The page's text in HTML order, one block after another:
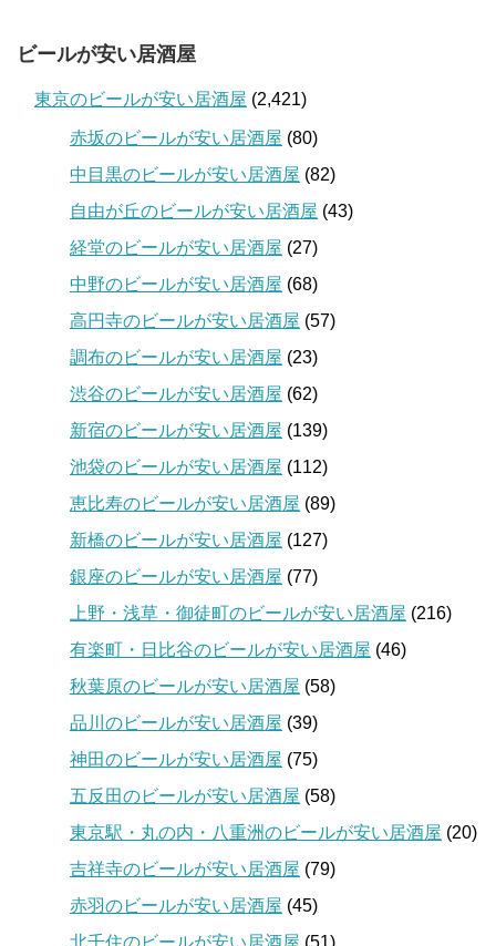
ビールが安い居酒屋
東京のビールが安い居酒屋 (2,421)
赤坂のビールが安い居酒屋 (80)
中目黒のビールが安い居酒屋 (82)
自由が丘のビールが安い居酒屋 (43)
経堂のビールが安い居酒屋 (27)
中野のビールが安い居酒屋 (68)
高円寺のビールが安い居酒屋 (57)
調布のビールが安い居酒屋 (23)
渋谷のビールが安い居酒屋 (62)
新宿のビールが安い居酒屋 (139)
池袋のビールが安い居酒屋 (112)
恵比寿のビールが安い居酒屋 (89)
新橋のビールが安い居酒屋 (127)
銀座のビールが安い居酒屋 (77)
上野・浅草・御徒町のビールが安い居酒屋 (216)
有楽町・日比谷のビールが安い居酒屋 (46)
秋葉原のビールが安い居酒屋 (58)
品川のビールが安い居酒屋 (39)
神田のビールが安い居酒屋 (75)
五反田のビールが安い居酒屋 (58)
東京駅・丸の内・八重洲のビールが安い居酒屋 (20)
吉祥寺のビールが安い居酒屋 (79)
赤羽のビールが安い居酒屋 (45)
北千住のビールが安い居酒屋 (51)